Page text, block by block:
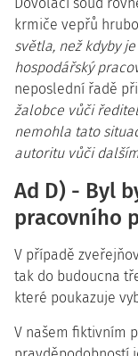
krmiče vepřů
světla, než kdyby
hospodářský
neposlední řadě
žalobce vůči
nemohla tato
autoritu vůči
Ad D) - Byl
pracovního
V případě
tak do budoucna
které poukazuje
V našem fiktivním